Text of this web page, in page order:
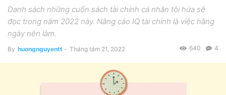
Danh sách những cuốn sách tài chính cá nhân tôi hứa sẽ
đọc trong năm 2022 này. Nâng cáo IQ tài chính là việc hằng
ngày nên làm.
By huongnguyentt - Tháng tám 21, 2022 4
640